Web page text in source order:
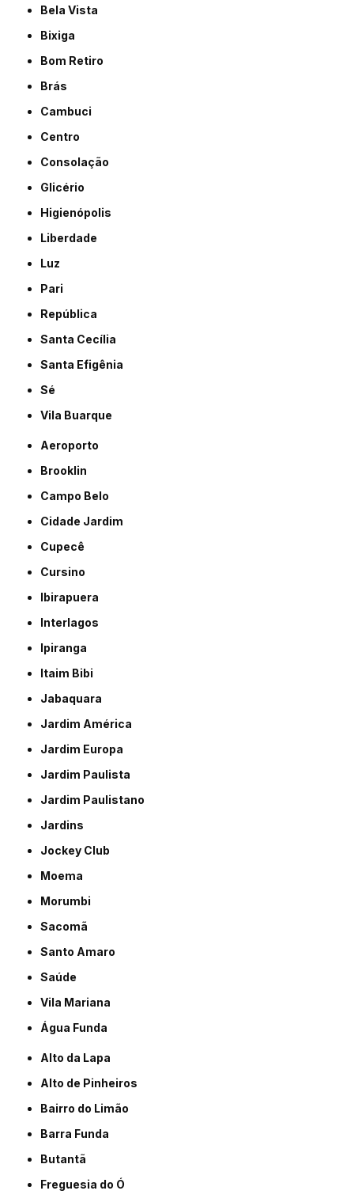
Bela Vista
Bixiga
Bom Retiro
Brás
Cambuci
Centro
Consolação
Glicério
Higienópolis
Liberdade
Luz
Pari
República
Santa Cecília
Santa Efigênia
Sé
Vila Buarque
Aeroporto
Brooklin
Campo Belo
Cidade Jardim
Cupecê
Cursino
Ibirapuera
Interlagos
Ipiranga
Itaim Bibi
Jabaquara
Jardim América
Jardim Europa
Jardim Paulista
Jardim Paulistano
Jardins
Jockey Club
Moema
Morumbi
Sacomã
Santo Amaro
Saúde
Vila Mariana
Água Funda
Alto da Lapa
Alto de Pinheiros
Bairro do Limão
Barra Funda
Butantã
Freguesia do Ó